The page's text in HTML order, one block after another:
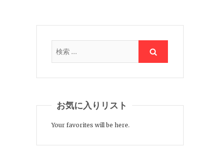
お気に入りリスト
Your favorites will be here.